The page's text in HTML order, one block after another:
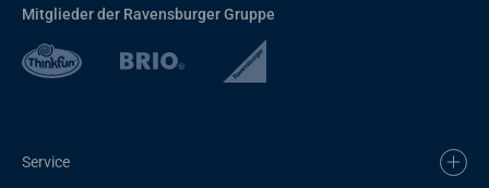
Mitglieder der Ravensburger Gruppe
Service